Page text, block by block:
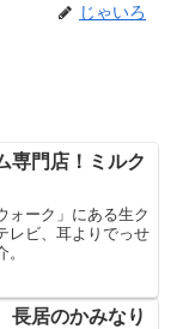
じゃいろ
専門店！ミルク
ォーク」にある生ク
レビ、耳よりでっせ
長居のかみなり